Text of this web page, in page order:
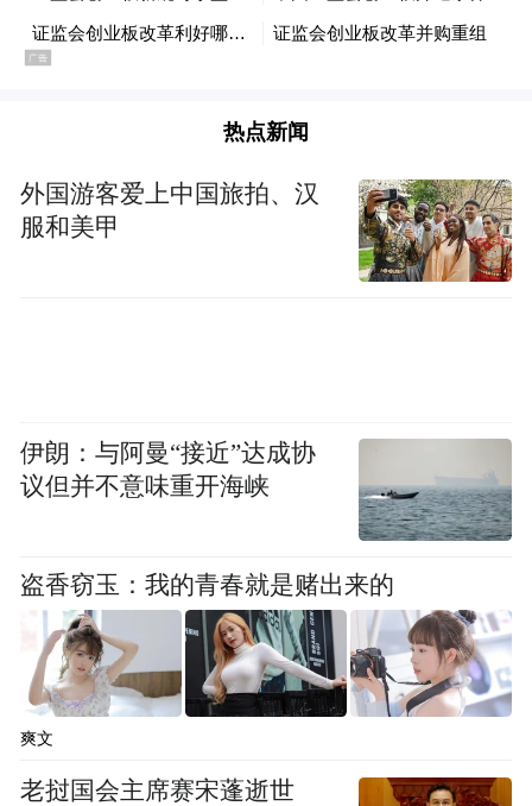
热点新闻
外国游客爱上中国旅拍、汉
服和美甲
伊朗：与阿曼“接近”达成协
议但并不意味重开海峡
盗香窃玉：我的青春就是赌出来的
爽文
老挝国会主席赛宋蓬逝世